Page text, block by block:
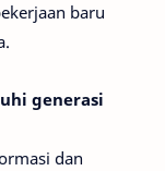
baru
generasi
dan